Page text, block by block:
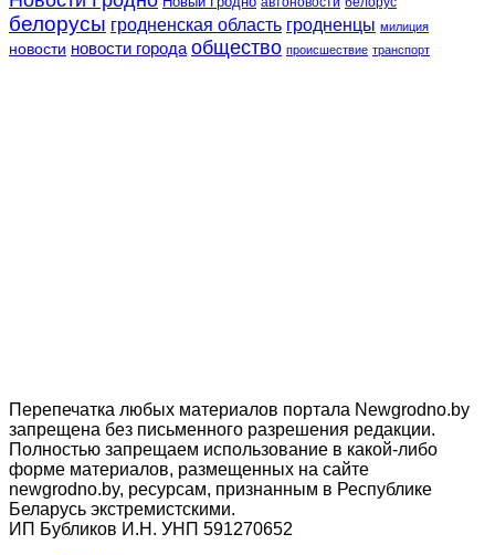
белорусы гродненская область гродненцы милиция
новости новости города общество происшествие транспорт
Перепечатка любых материалов портала Newgrodno.by
запрещена без письменного разрешения редакции.
Полностью запрещаем использование в какой-либо
форме материалов, размещенных на сайте
newgrodno.by, ресурсам, признанным в Республике
Беларусь экстремистскими.
ИП Бубликов И.Н. УНП 591270652